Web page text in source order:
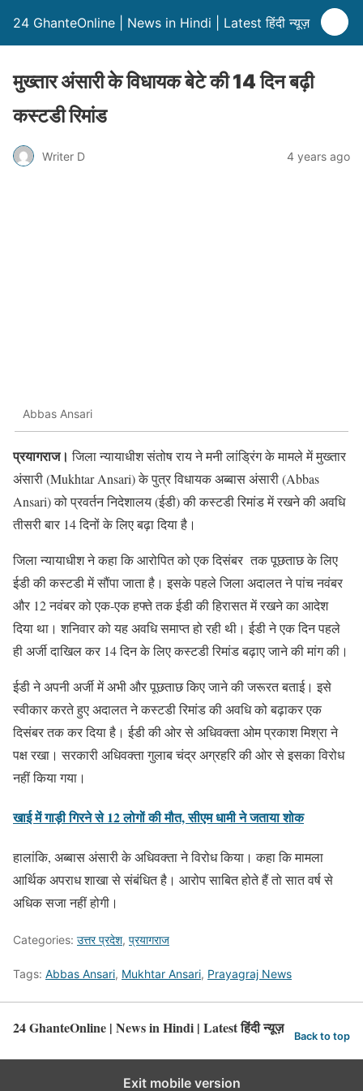
24 GhanteOnline | News in Hindi | Latest हिंदी न्यूज़
मुख्तार अंसारी के विधायक बेटे की 14 दिन बढ़ी
कस्टडी रिमांड
Writer D 4 years ago
Abbas Ansari
प्रयागराज। जिला न्यायाधीश संतोष राय ने मनी लांड्रिंग के मामले में मुख्तार
अंसारी (Mukhtar Ansari) के पुत्र विधायक अब्बास अंसारी (Abbas
Ansari) को प्रवर्तन निदेशालय (ईडी) की कस्टडी रिमांड में रखने की अवधि
तीसरी बार 14 दिनों के लिए बढ़ा दिया है।
जिला न्यायाधीश ने कहा कि आरोपित को एक दिसंबर तक पूछताछ के लिए
ईडी की कस्टडी में सौंपा जाता है। इसके पहले जिला अदालत ने पांच नवंबर
और 12 नवंबर को एक-एक हफ्ते तक ईडी की हिरासत में रखने का आदेश
दिया था। शनिवार को यह अवधि समाप्त हो रही थी। ईडी ने एक दिन पहले
ही अर्जी दाखिल कर 14 दिन के लिए कस्टडी रिमांड बढ़ाए जाने की मांग की।
ईडी ने अपनी अर्जी में अभी और पूछताछ किए जाने की जरूरत बताई। इसे
स्वीकार करते हुए अदालत ने कस्टडी रिमांड की अवधि को बढ़ाकर एक
दिसंबर तक कर दिया है। ईडी की ओर से अधिवक्ता ओम प्रकाश मिश्रा ने
पक्ष रखा। सरकारी अधिवक्ता गुलाब चंद्र अग्रहरि की ओर से इसका विरोध
नहीं किया गया।
खाई में गाड़ी गिरने से 12 लोगों की मौत, सीएम धामी ने जताया शोक
हालांकि, अब्बास अंसारी के अधिवक्ता ने विरोध किया। कहा कि मामला
आर्थिक अपराध शाखा से संबंधित है। आरोप साबित होते हैं तो सात वर्ष से
अधिक सजा नहीं होगी।
Categories: उत्तर प्रदेश, प्रयागराज
Tags: Abbas Ansari, Mukhtar Ansari, Prayagraj News
24 GhanteOnline | News in Hindi | Latest हिंदी न्यूज़ Back to top
Exit mobile version